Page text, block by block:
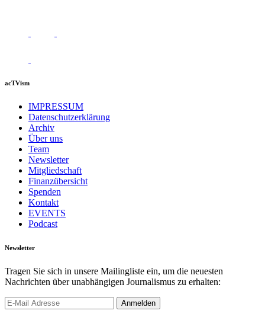
acTVism
IMPRESSUM
Datenschutzerklärung
Archiv
Über uns
Team
Newsletter
Mitgliedschaft
Finanzübersicht
Spenden
Kontakt
EVENTS
Podcast
Newsletter
Tragen Sie sich in unsere Mailingliste ein, um die neuesten
Nachrichten über unabhängigen Journalismus zu erhalten: